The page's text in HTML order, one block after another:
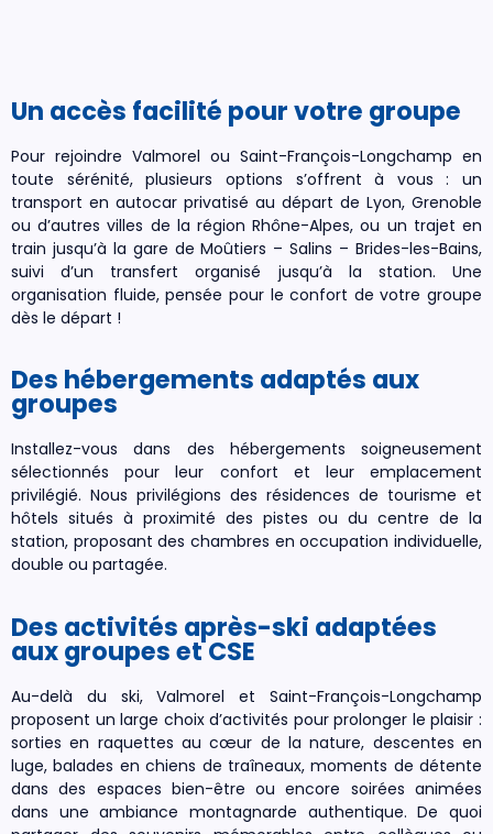
Un accès facilité pour votre groupe
Pour rejoindre Valmorel ou Saint-François-Longchamp en
toute sérénité, plusieurs options s’offrent à vous : un
transport en autocar privatisé au départ de Lyon, Grenoble
ou d’autres villes de la région Rhône-Alpes, ou un trajet en
train jusqu’à la gare de Moûtiers – Salins – Brides-les-Bains,
suivi d’un transfert organisé jusqu’à la station. Une
organisation fluide, pensée pour le confort de votre groupe
dès le départ !
Des hébergements adaptés aux
groupes
Installez-vous dans des hébergements soigneusement
sélectionnés pour leur confort et leur emplacement
privilégié. Nous privilégions des résidences de tourisme et
hôtels situés à proximité des pistes ou du centre de la
station, proposant des chambres en occupation individuelle,
double ou partagée.
Des activités après-ski adaptées
aux groupes et CSE
Au-delà du ski, Valmorel et Saint-François-Longchamp
proposent un large choix d’activités pour prolonger le plaisir :
sorties en raquettes au cœur de la nature, descentes en
luge, balades en chiens de traîneaux, moments de détente
dans des espaces bien-être ou encore soirées animées
dans une ambiance montagnarde authentique. De quoi